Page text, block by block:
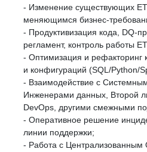
- Изменение существующих
меняющимся бизнес-
- Продуктивизация кода, DQ-
регламент, контроль работы
- Оптимизация и рефакторинг
и конфигураций (SQL/Python/
- Взаимодействие с
Инженерами данных, Второй
DevOps, другими смежными
- Оперативное решение
линии поддержки;
- Работа с